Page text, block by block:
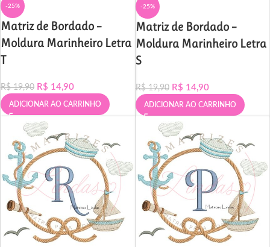
-25%
Matriz de Bordado –
Moldura Marinheiro Letra
T
R$19,90 R$ 14,90
ADICIONAR AO CARRINHO
-25%
Matriz de Bordado –
Moldura Marinheiro Letra
S
R$19,90 R$ 14,90
ADICIONAR AO CARRINHO